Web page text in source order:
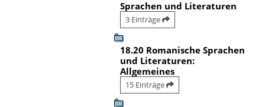
Sprachen und Literaturen
3 Einträge
18.20 Romanische Sprachen
und Literaturen:
Allgemeines
15 Einträge